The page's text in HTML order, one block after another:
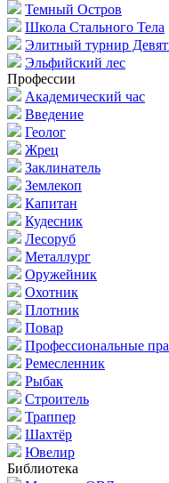
Темный Остров
Школа Стального Тела
Элитный турнир
Эльфийский лес
Профессии
Академический час
Введение
Геолог
Жрец
Заклинатель
Землекоп
Капитан
Кудесник
Лесоруб
Металлург
Оружейник
Охотник
Плотник
Повар
Профессиональные
Ремесленник
Рыбак
Строитель
Траппер
Шахтёр
Ювелир
Библиотека